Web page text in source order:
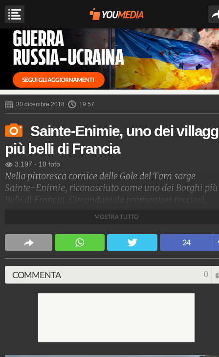
30 dicembre 2018 19:57
Sainte-Enimie, uno dei
più belli di Francia
3.197 - 10 foto
Nella pittoresca cornice delle Gole del Tarn sorge
Sainte-Enimie, riconosciuto come uno dei Borghi più
Belli di Francia. Circondato da promontori rocciosi,
chiese dal fascino antico.
1.765.836-0 video-747 foto
MOSTRA TUTTO
24
COMMENTA 0